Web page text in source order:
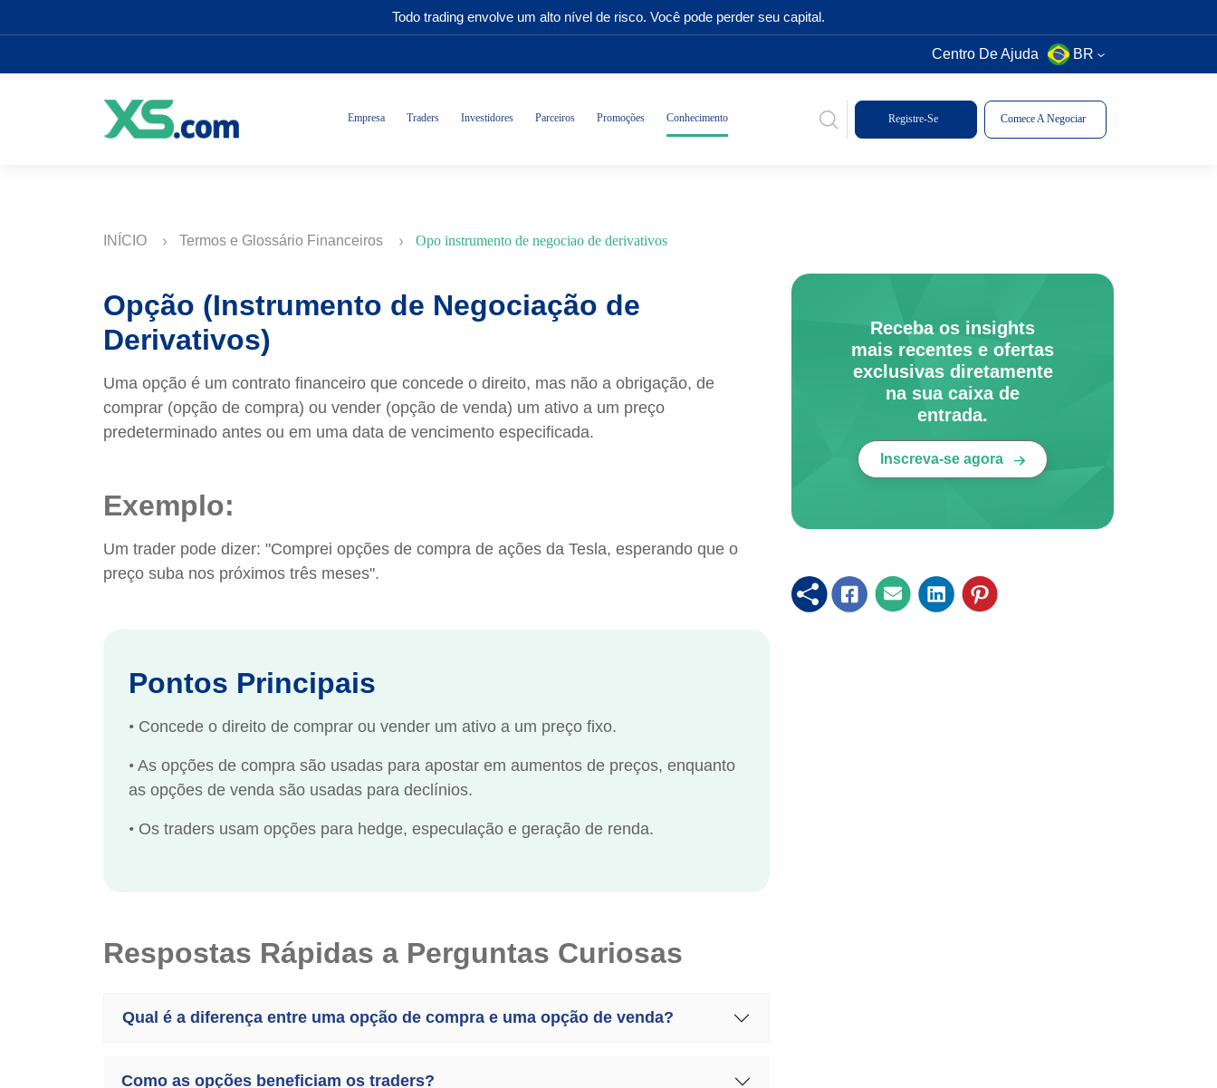
Todo trading envolve um alto nível de risco. Você pode perder seu capital.
Centro De Ajuda BR
Empresa Traders Investidores Parceiros Promoções Conhecimento Registre-Se Comece A Negociar
INÍCIO Termos e Glossário Financeiros Opo instrumento de negociao de derivativos
Opção (Instrumento de Negociação de
Derivativos)
Uma opção é um contrato financeiro que concede o direito, mas não a obrigação, de
comprar (opção de compra) ou vender (opção de venda) um ativo a um preço
predeterminado antes ou em uma data de vencimento especificada.
Exemplo:
Um trader pode dizer: "Comprei opções de compra de ações da Tesla, esperando que o
preço suba nos próximos três meses".
Pontos Principais
• Concede o direito de comprar ou vender um ativo a um preço fixo.
• As opções de compra são usadas para apostar em aumentos de preços, enquanto
as opções de venda são usadas para declínios.
• Os traders usam opções para hedge, especulação e geração de renda.
Respostas Rápidas a Perguntas Curiosas
Qual é a diferença entre uma opção de compra e uma opção de venda?
Como as opções beneficiam os traders?
Receba os insights
mais recentes e ofertas
exclusivas diretamente
na sua caixa de
entrada.
Inscreva-se agora